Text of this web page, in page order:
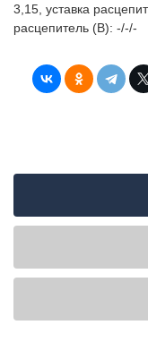
3,15, уставка
расцепитель (В): -/-/-